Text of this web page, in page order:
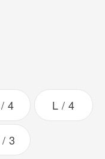
4 L 4
3